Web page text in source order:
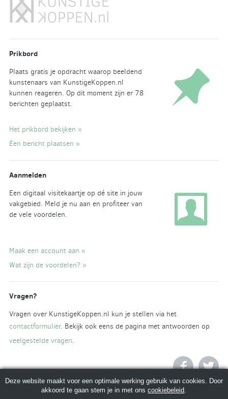
Prikbord
Plaats gratis je opdracht waarop beeldend
kunstenaars van KunstigeKoppen.nl
kunnen reageren. Op dit moment zijn er 78
berichten geplaatst.
Het prikbord bekijken »
Een bericht plaatsen »
Aanmelden
Een digitaal visitekaartje op dé site in jouw
vakgebied. Meld je nu aan en profiteer van
de vele voordelen.
Maak een account aan »
Wat zijn de voordelen? »
Vragen?
Vragen over KunstigeKoppen.nl kun je stellen via het
contactformulier. Bekijk ook eens de pagina met antwoorden op
veelgestelde vragen.
Deze website maakt voor een optimale werking gebruik van cookies. Door
akkoord te gaan stem je in met onscookiebeleid.